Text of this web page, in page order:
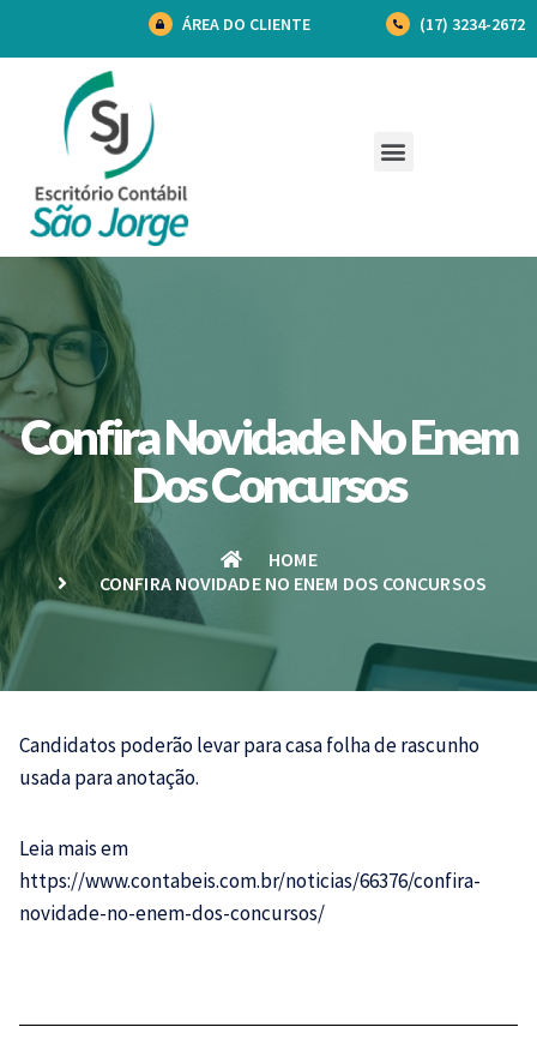
ÁREA DO CLIENTE (17) 3234-2672
Confira Novidade No Enem
Dos Concursos
HOME
CONFIRA NOVIDADE NO ENEM DOS CONCURSOS
Candidatos poderão levar para casa folha de rascunho
usada para anotação.
Leia mais em
https://www.contabeis.com.br/noticias/66376/confira-
novidade-no-enem-dos-concursos/